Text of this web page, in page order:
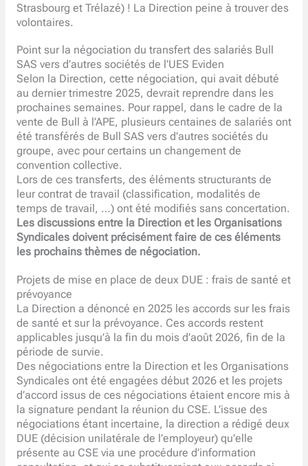
Strasbourg et Trélazé) ! La Direction peine à trouver des
volontaires.
Point sur la négociation du transfert des salariés Bull
SAS vers d’autres sociétés de l’UES Eviden
Selon la Direction, cette négociation, qui avait débuté
au dernier trimestre 2025, devrait reprendre dans les
prochaines semaines. Pour rappel, dans le cadre de la
vente de Bull à l’APE, plusieurs centaines de salariés ont
été transférés de Bull SAS vers d’autres sociétés du
groupe, avec pour certains un changement de
convention collective.
Lors de ces transferts, des éléments structurants de
leur contrat de travail (classification, modalités de
temps de travail, …) ont été modifiés sans concertation.
Les discussions entre la Direction et les Organisations
Syndicales doivent précisément faire de ces éléments
les prochains thèmes de négociation.
Projets de mise en place de deux DUE : frais de santé et
prévoyance
La Direction a dénoncé en 2025 les accords sur les frais
de santé et sur la prévoyance. Ces accords restent
applicables jusqu’à la fin du mois d’août 2026, fin de la
période de survie.
Des négociations entre la Direction et les Organisations
Syndicales ont été engagées début 2026 et les projets
d’accord issus de ces négociations étaient encore mis à
la signature pendant la réunion du CSE. L’issue des
négociations étant incertaine, la direction a rédigé deux
DUE (décision unilatérale de l’employeur) qu’elle
présente au CSE via une procédure d’information